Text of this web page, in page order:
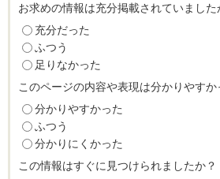
お求めの情報は充分掲載されていました
充分だった
ふつう
足りなかった
このページの内容や表現は分かりやすか
分かりやすかった
ふつう
分かりにくかった
この情報はすぐに見つけられましたか？